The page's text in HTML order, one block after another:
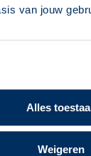
van jouw
Alles
Weigeren